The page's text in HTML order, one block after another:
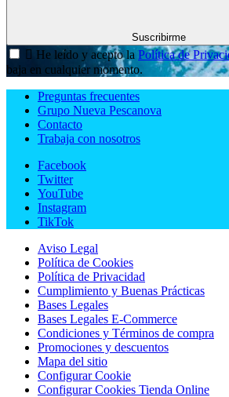
Suscribirme
 He leído y acepto la Política de
baja en cualquier momento.
Preguntas frecuentes
Grupo Nueva Pescanova
Contacto
Trabaja con nosotros
Facebook
Twitter
YouTube
Instagram
TikTok
Aviso Legal
Política de Cookies
Política de Privacidad
Cumplimiento y Buenas Prácticas
Bases Legales
Bases Legales E-Commerce
Condiciones y Términos de compra
Promociones y descuentos
Mapa del sitio
Configurar Cookie
Configurar Cookies Tienda Online